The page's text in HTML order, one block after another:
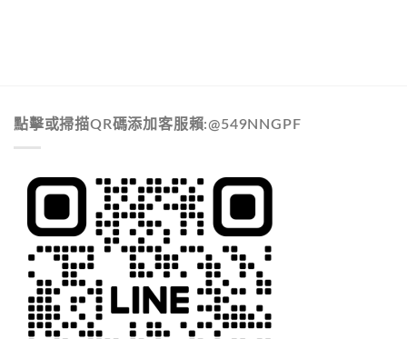
點擊或掃描QR碼添加客服賴:@549NNGPF